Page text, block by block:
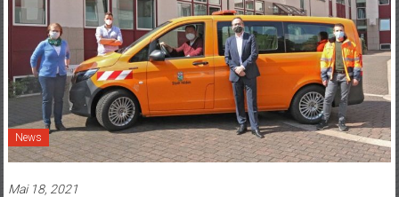
News
Mai 18, 2021